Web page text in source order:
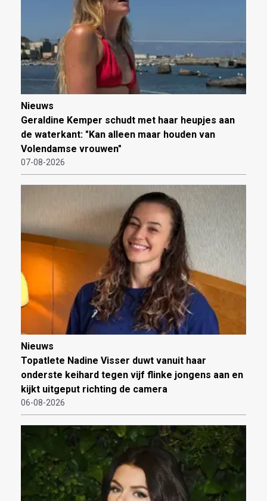
Nieuws
Geraldine Kemper schudt met haar heupjes aan
de waterkant: "Kan alleen maar houden van
Volendamse vrouwen"
07-08-2026
Nieuws
Topatlete Nadine Visser duwt vanuit haar
onderste keihard tegen vijf flinke jongens aan en
kijkt uitgeput richting de camera
06-08-2026